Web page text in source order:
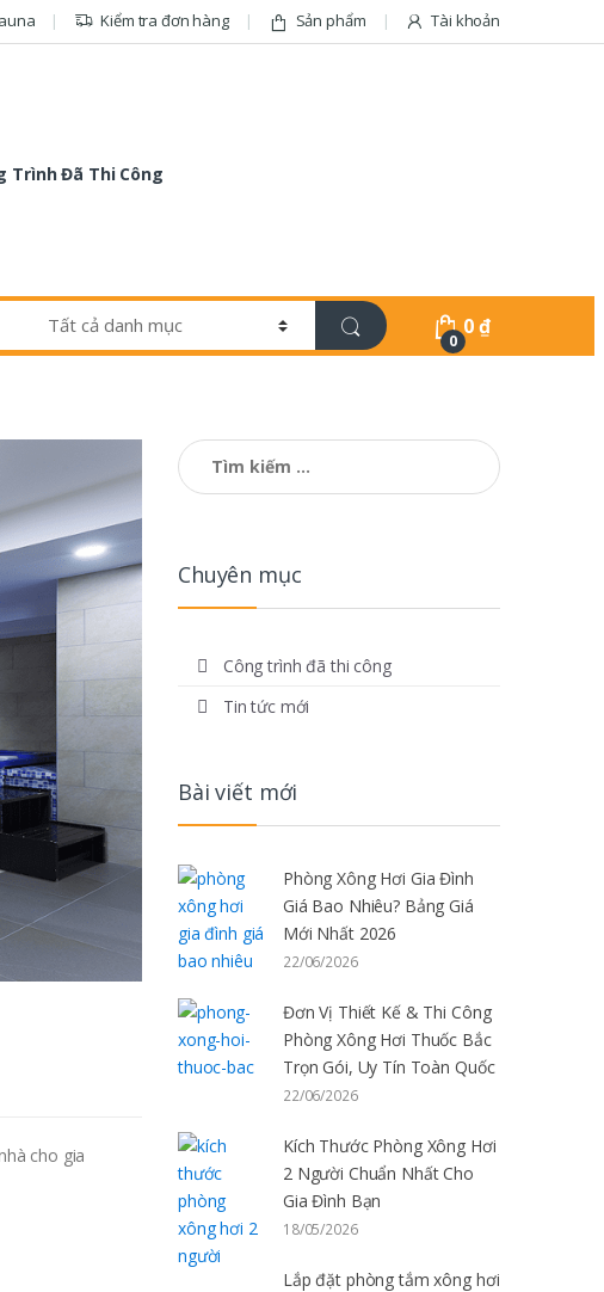
Kiểm tra đơn hàng Sản phẩm Tài khoản
Trình Đã Thi Công
0
0₫
cho gia
Tìm
kiếm
cho:
Chuyên mục
Công trình đã thi công
Tin tức mới
Bài viết mới
Phòng Xông Hơi Gia Đình
Giá Bao Nhiêu? Bảng Giá
Mới Nhất 2026
22/06/2026
Đơn Vị Thiết Kế & Thi Công
Phòng Xông Hơi Thuốc Bắc
Trọn Gói, Uy Tín Toàn Quốc
22/06/2026
Kích Thước Phòng Xông Hơi
2 Người Chuẩn Nhất Cho
Gia Đình Bạn
18/05/2026
Lắp đặt phòng tắm xông hơi